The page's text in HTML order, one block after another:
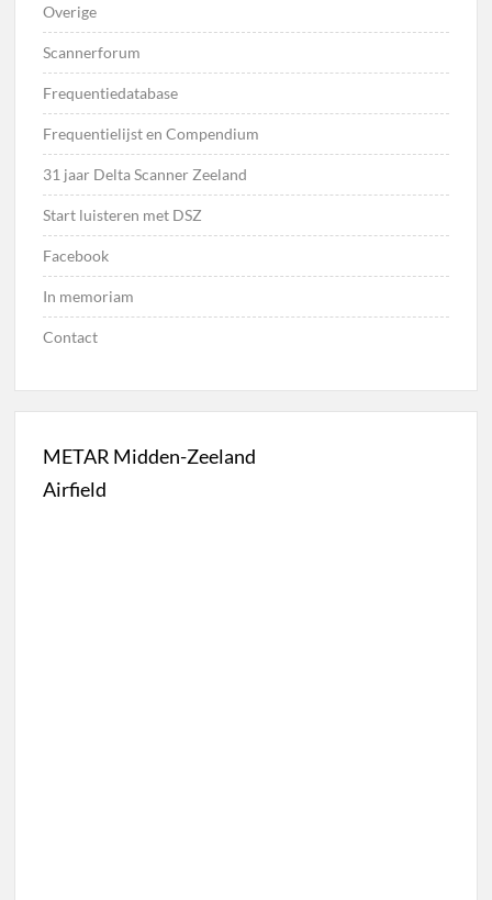
Overige
Scannerforum
Frequentiedatabase
Frequentielijst en Compendium
31 jaar Delta Scanner Zeeland
Start luisteren met DSZ
Facebook
In memoriam
Contact
METAR Midden-Zeeland
Airfield